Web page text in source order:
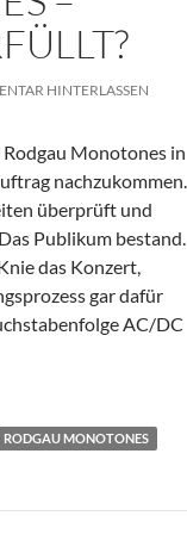
HINTERLASSEN
Monotones in
nachzukommen.
überprüft und
Publikum bestand.
das Konzert,
gar dafür
AC/DC
RODGAU MONOTONES